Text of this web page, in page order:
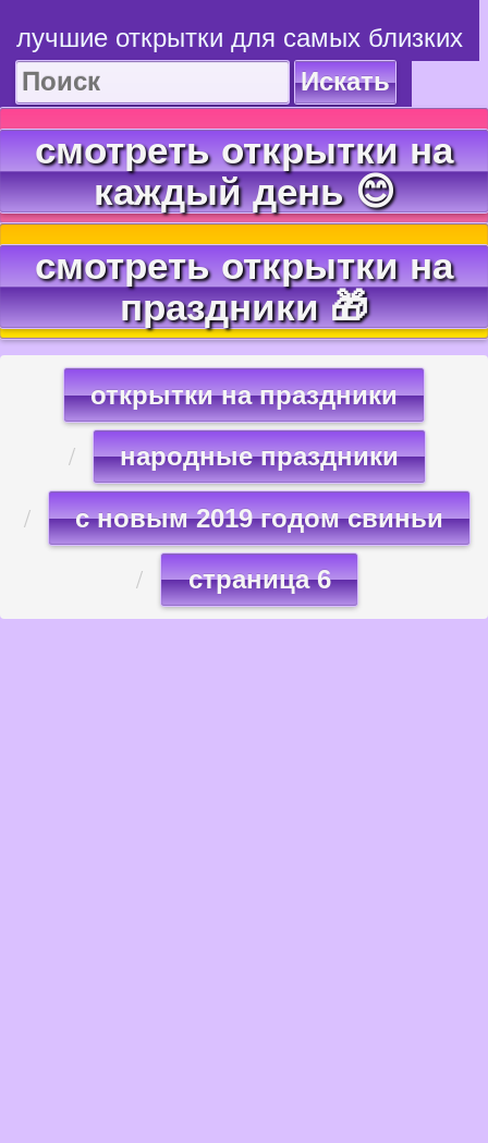
лучшие открытки для самых близких
Искать
смотреть открытки на
каждый день 😊
смотреть открытки на
праздники 🎁
открытки на праздники
народные праздники
с новым 2019 годом свиньи
страница 6